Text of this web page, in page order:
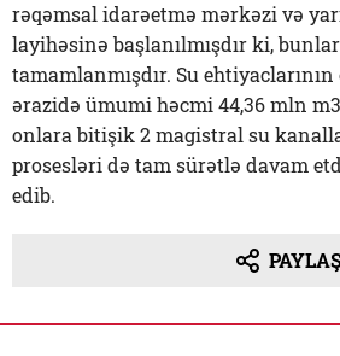
rəqəmsal idarəetmə mərkəzi və
layihəsinə başlanılmışdır ki,
tamamlanmışdır. Su
ərazidə ümumi həcmi 44,36 mln
onlara bitişik 2 magistral su
prosesləri də tam sürətlə davam
edib.